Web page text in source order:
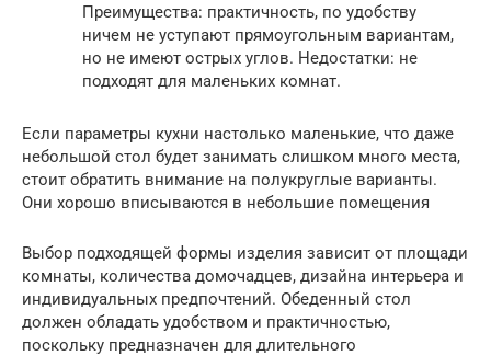
Преимущества: практичность, по удобству
ничем не уступают прямоугольным вариантам,
но не имеют острых углов. Недостатки: не
подходят для маленьких комнат.
Если параметры кухни настолько маленькие, что даже
небольшой стол будет занимать слишком много места,
стоит обратить внимание на полукруглые варианты.
Они хорошо вписываются в небольшие помещения
Выбор подходящей формы изделия зависит от площади
комнаты, количества домочадцев, дизайна интерьера и
индивидуальных предпочтений. Обеденный стол
должен обладать удобством и практичностью,
поскольку предназначен для длительного